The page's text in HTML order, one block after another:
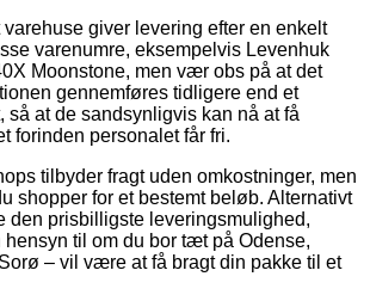
varehuse giver levering efter en enkelt
varenumre, eksempelvis Levenhuk
Moonstone, men vær obs på at det
gennemføres tidligere end et
så at de sandsynligvis kan nå at få
forinden personalet får fri.
tilbyder fragt uden omkostninger, men
shopper for et bestemt beløb. Alternativt
den prisbilligste leveringsmulighed,
hensyn til om du bor tæt på Odense,
– vil være at få bragt din pakke til et